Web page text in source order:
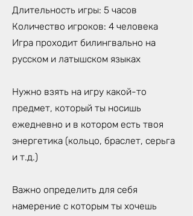
Длительность игры: 5 часов
Количество игроков: 4 человека
Игра проходит билингвально на
русском и латышском языках
Нужно взять на игру какой-то
предмет, который ты носишь
ежедневно и в котором есть твоя
энергетика (кольцо, браслет, серьга
и т.д.)
Важно определить для себя
намерение с которым ты хочешь